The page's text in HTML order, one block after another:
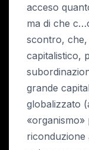
acceso
ma di che
scontro,
capitalistico,
grande
globalizzato
«organismo»
riconduzione